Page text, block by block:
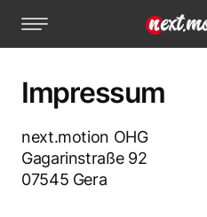
Kreativagentur
IT-Systemhaus
Impressum
next.motion OHG
Gagarinstraße 92
07545 Gera